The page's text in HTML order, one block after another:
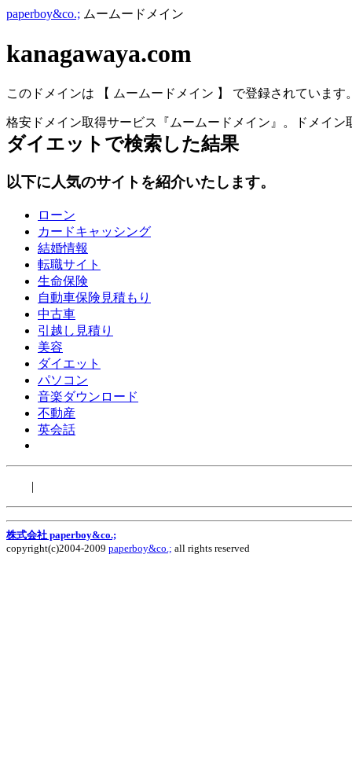
paperboy&co.; ムームードメイン
kanagawaya.com
このドメインは 【 ムームードメイン 】 で登録されています
格安ドメイン取得サービス『ムームードメイン』。ドメイン
ダイエット で検索した結果
以下に人気のサイトを紹介いたします。
ローン
カードキャッシング
結婚情報
転職サイト
生命保険
自動車保険見積もり
中古車
引越し見積り
美容
ダイエット
パソコン
音楽ダウンロード
不動産
英会話
|
株式会社 paperboy&co.;
copyright(c)2004-2009 paperboy&co.; all rights reserved